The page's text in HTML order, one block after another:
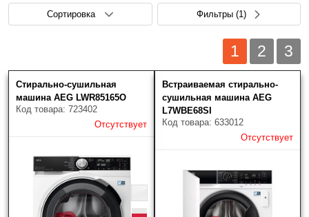
Сортировка Фильтры (1)
1 2 3
Производитель
Стирально-сушильная
машина AEG LWR85165O
Код товара: 723402
Отсутствует
Встраиваемая стирально-
сушильная машина AEG
L7WBE68SI
Код товара: 633012
Отсутствует